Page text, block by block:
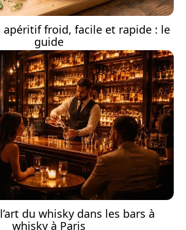
apéritif froid, facile et rapide : le
guide
du whisky dans les bars à
whisky à Paris